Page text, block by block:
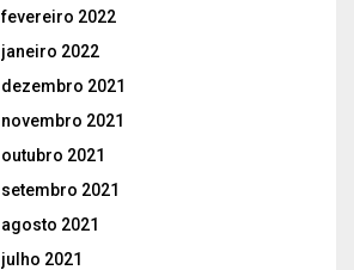
fevereiro 2022
janeiro 2022
dezembro 2021
novembro 2021
outubro 2021
setembro 2021
agosto 2021
julho 2021